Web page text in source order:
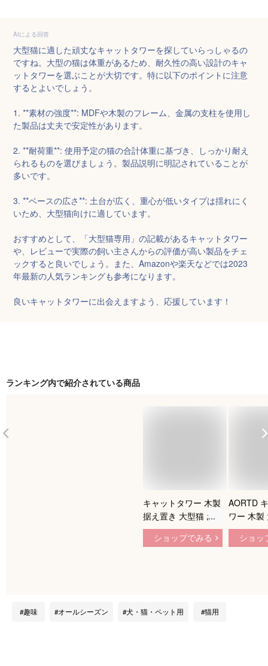
AIによる回答
大型猫に適した頑丈なキャットタワーを探していらっしゃるの
ですね。大型の猫は体重があるため、耐久性の高い設計のキャ
ットタワーを選ぶことが大切です。特に以下のポイントに注意
するとよいでしょう。
1. **素材の強度**: MDFや木製のフレーム、金属の支柱を使用し
た製品は丈夫で安定性があります。
2. **耐荷重**: 使用予定の猫の合計体重に基づき、しっかり耐え
られるものを選びましょう。製品説明に明記されていることが
多いです。
3. **ベースの広さ**: 土台が広く、重心が低いタイプは揺れにく
いため、大型猫向けに適しています。
おすすめとして、「大型猫専用」の記載があるキャットタワー
や、レビューで実際の飼い主さんからの評価が高い製品をチェ
ックすると良いでしょう。また、Amazonや楽天などでは2023
年最新の人気ランキングも参考になります。
良いキャットタワーに出会えますよう、応援しています！
ランキング内で紹介されている商品
キャットタワー 木製
据え置き 大型猫 お
しゃれ シニア キャ
ットツリー 猫タワー
紐 猫ハウス あす楽
ショップでみる
AORTD
ワー 木製
置き おし
飼い 大
ショッ
趣味 オールシーズン 犬・猫・ペット用 猫用